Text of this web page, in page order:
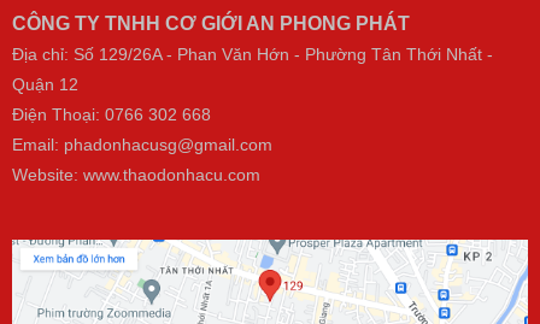
CÔNG TY TNHH CƠ GIỚI AN PHONG PHÁT
Địa chỉ: Số 129/26A - Phan Văn Hớn - Phường Tân Thới Nhất -
Quận 12
Điện Thoại:
Email: phadonhacusg@gmail.com